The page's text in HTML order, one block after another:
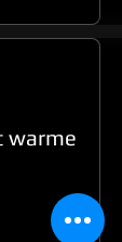
warme